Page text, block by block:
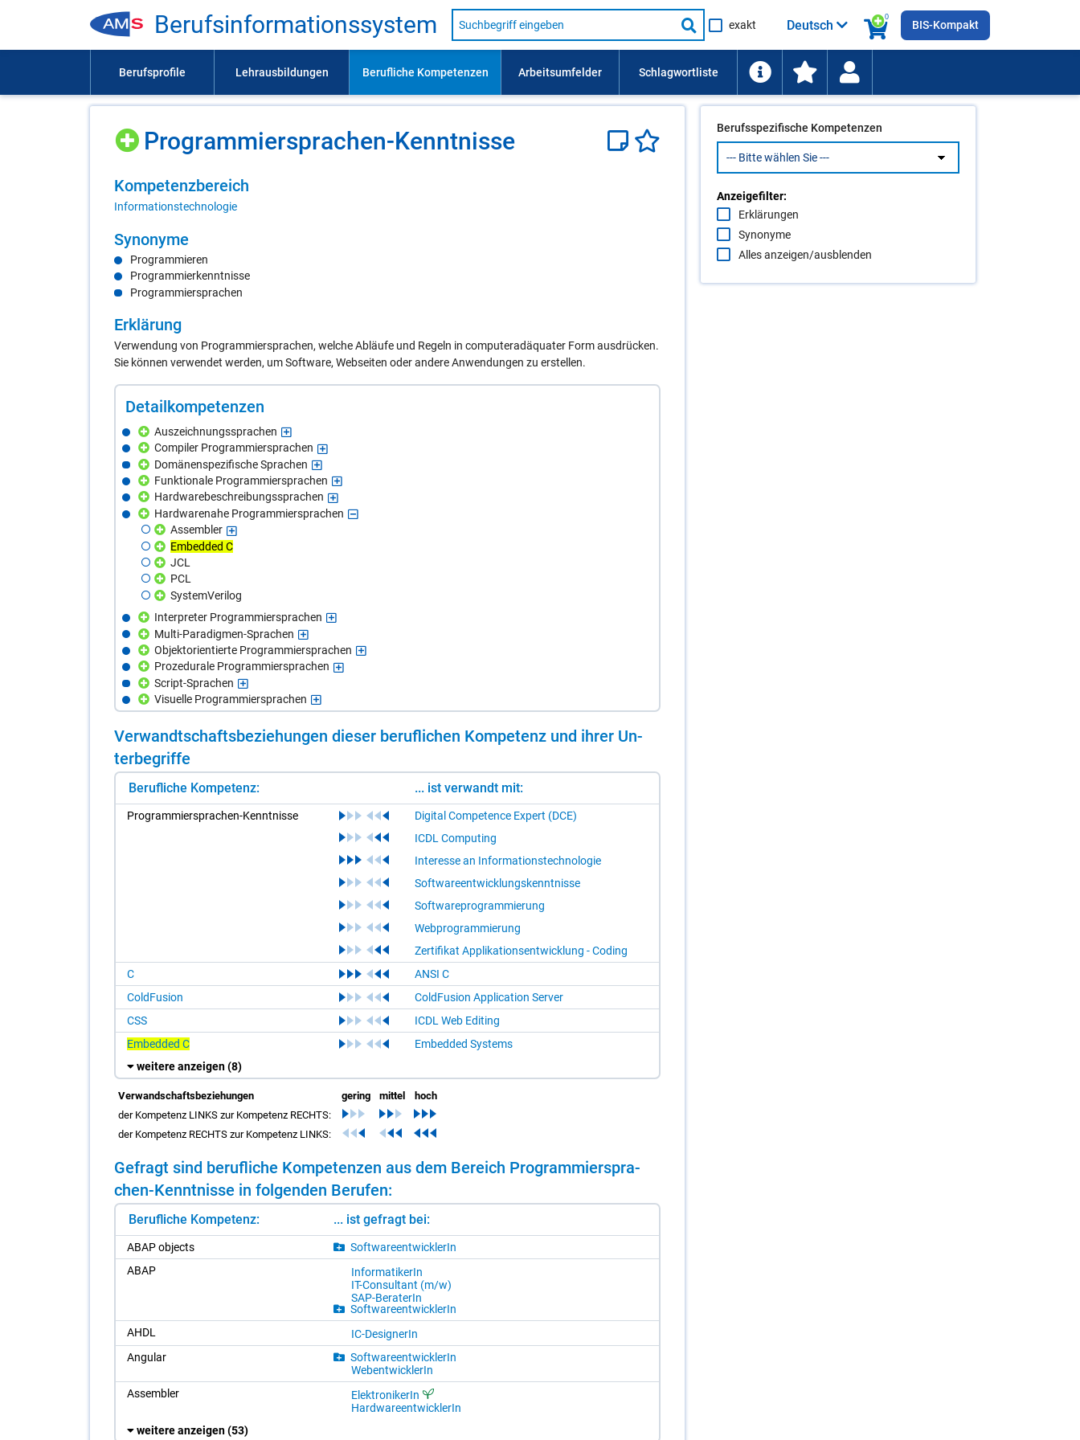
Be­rufs­in­for­ma­ti­ons­sys­tem
Suche
nach
Lehrausbildung,
usw.
Suche
starten
exakt
0
Deutsch BIS-Kompakt
Pro­gram­mier­spra­chen-Kennt­nis­se
Kom­pe­tenz­be­reich
Informationstechnologie
Syn­ony­me
Programmieren
Programmierkenntnisse
Programmiersprachen
Er­klä­rung
Verwendung von Programmiersprachen, welche Abläufe und Regeln in computeradäquater Form ausdrücken.
Sie können verwendet werden, um Software, Webseiten oder andere Anwendungen zu erstellen.
De­tail­kom­pe­ten­zen
Auszeichnungssprachen
Compiler Programmiersprachen
Domänenspezifische Sprachen
Funktionale Programmiersprachen
Hardwarebeschreibungssprachen
Hardwarenahe Programmiersprachen
Assembler
Embedded C
JCL
PCL
SystemVerilog
Interpreter Programmiersprachen
Multi-Paradigmen-Sprachen
Objektorientierte Programmiersprachen
Prozedurale Programmiersprachen
Script-Sprachen
Visuelle Programmiersprachen
Ver­wandt­schafts­be­zie­hun­gen die­ser be­ruf­li­chen Kom­pe­tenz und ih­rer Un­
ter­be­grif­fe
Berufliche Kompetenz: ... ist verwandt mit:
Pro­gram­mier­spra­chen-Kennt­nis­se
Digital Competence Expert (DCE)
ICDL Computing
Interesse an Informationstechnologie
Softwareentwicklungskenntnisse
Softwareprogrammierung
Webprogrammierung
Zertifikat Applikationsentwicklung - Coding
C
ANSI C
ColdFusion
ColdFusion Application Server
CSS
ICDL Web Editing
Embedded C
Embedded Systems
weitere anzeigen(8)
Verwandschaftsbeziehungen gering mittel
hoch
der Kompetenz LINKS zur Kompetenz RECHTS:
der Kompetenz RECHTS zur Kompetenz LINKS:
Ge­fragt sind be­ruf­li­che Kom­pe­ten­zen aus dem Be­reich Pro­gram­mier­spra­
chen-Kennt­nis­se in fol­gen­den Be­ru­fen:
Berufliche Kompetenz: ... ist gefragt bei:
ABAP ob­jects
Soft­ware­ent­wick­le­rIn
ABAP
In­for­ma­ti­ke­rIn
IT-Con­sul­tant (m/​w)
SAP-Be­ra­te­rIn
Soft­ware­ent­wick­le­rIn
AHDL
IC-De­si­gne­rIn
An­gu­lar
Soft­ware­ent­wick­le­rIn
Webent­wick­le­rIn
As­sem­bler
Elek­tro­ni­ke­rIn
Hard­ware­ent­wick­le­rIn
weitere anzeigen(53)
Berufsspezifische Kompetenzen
Anzeigefilter:
Erklärungen
Synonyme
Alles anzeigen/ausblenden